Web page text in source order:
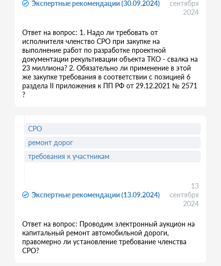
Экспертные рекомендации (30.09.2024)
сентября
2024
Ответ на вопрос: 1. Надо ли требовать от
исполнителя членство СРО при закупке на
выполнение работ по разработке проектной
документации рекультивации объекта ТКО - свалка на
23 миллиона? 2. Обязательно ли применение в этой
же закупке требования в соответствии с позицией 6
раздела II приложения к ПП РФ от 29.12.2021 № 2571
?
Экспертные рекомендации (13.09.2024)
13
сентября
2024
Ответ на вопрос: Проводим электронный аукцион на
капитальный ремонт автомобильной дороги,
правомерно ли установление требование членства
СРО?
СРО
ремонт дорог
требования к участникам